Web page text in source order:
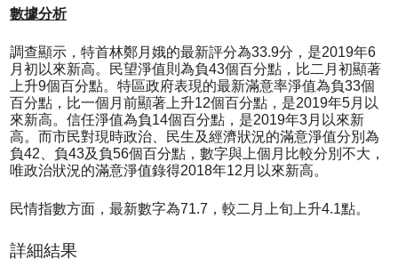
數據分析
調查顯示，特首林鄭月娥的最新評分為33.9分，是2019年6
月初以來新高。民望淨值則為負43個百分點，比二月初顯著
上升9個百分點。特區政府表現的最新滿意率淨值為負33個
百分點，比一個月前顯著上升12個百分點，是2019年5月以
來新高。信任淨值為負14個百分點，是2019年3月以來新
高。而市民對現時政治、民生及經濟狀況的滿意淨值分別為
負42、負43及負56個百分點，數字與上個月比較分別不大，
唯政治狀況的滿意淨值錄得2018年12月以來新高。
民情指數方面，最新數字為71.7，較二月上旬上升4.1點。
詳細結果